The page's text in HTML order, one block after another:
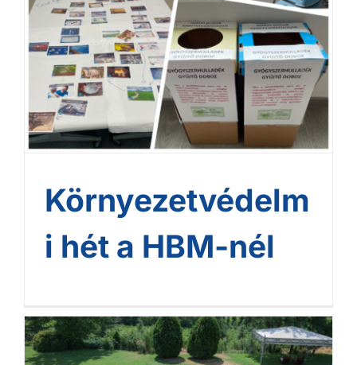
HBM-nél
Környezetvédelm
i hét a HBM-nél